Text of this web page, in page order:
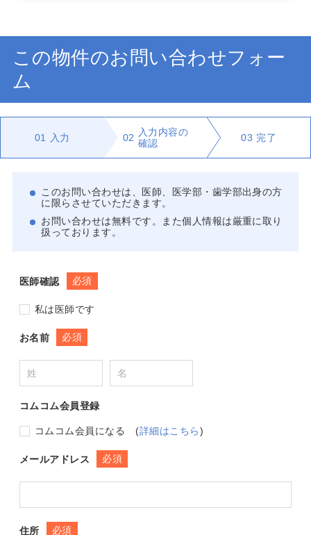
この物件のお問い合わせフォー
ム
01 入力 02
入力内容の
確認
03 完了
このお問い合わせは、医師、医学部・歯学部出身の方
に限らさせていただきます。
お問い合わせは無料です。また個人情報は厳重に取り
扱っております。
医師確認 必須
私は医師です
お名前 必須
コムコム会員登録
コムコム会員になる (詳細はこちら)
メールアドレス 必須
住所 必須